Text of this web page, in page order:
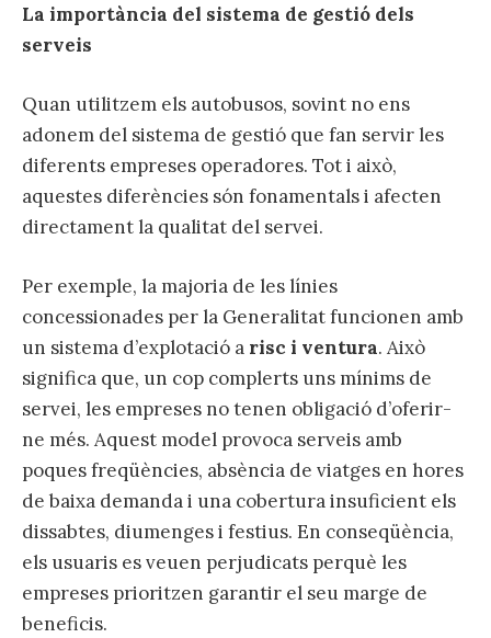
La importància del sistema de gestió dels
serveis
Quan utilitzem els autobusos, sovint no ens
adonem del sistema de gestió que fan servir les
diferents empreses operadores. Tot i això,
aquestes diferències són fonamentals i afecten
directament la qualitat del servei.
Per exemple, la majoria de les línies
concessionades per la Generalitat funcionen amb
un sistema d’explotació a risc i ventura. Això
significa que, un cop complerts uns mínims de
servei, les empreses no tenen obligació d’oferir-
ne més. Aquest model provoca serveis amb
poques freqüències, absència de viatges en hores
de baixa demanda i una cobertura insuficient els
dissabtes, diumenges i festius. En conseqüència,
els usuaris es veuen perjudicats perquè les
empreses prioritzen garantir el seu marge de
beneficis.